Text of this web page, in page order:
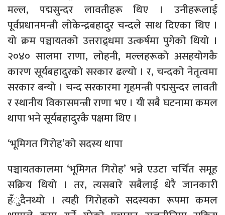
मल्ल, पद्मसुन्दर लावतीहरू थिए । उनीहरूलाई
पूर्वप्रधानमन्त्री लोकेन्द्रबहादुर चन्दले साथ दिएका थिए ।
यो क्रम पञ्चायतको उत्तराद्र्धमा उत्कर्षमा पुगेको थियो ।
२०४० सालमा राणा, लोहनी, मल्लहरूको असहयोगकै
कारण सूर्यबहादुरको सरकार ढल्यो । र, चन्दको नेतृत्वमा
सरकार बन्यो । चन्द सरकारमा गृहमन्त्री पद्मसुन्दर लावती
र स्थानीय विकासमन्त्री राणा भए । यी सबै घटनामा कमल
थापा भने सूर्यबहादुरकै पक्षमा थिए ।
‘भूमिगत गिरोह’को सदस्य थापा
पञ्चायतकालमा ‘भूमिगत गिरोह’ भन्ने एउटा चर्चित समूह
सक्रिय थियो । तर, त्यसबारे सबैलाई धेरै जानकारी
हँुदैनथ्यो । त्यही गिरोहको सदस्यका रूपमा कमल